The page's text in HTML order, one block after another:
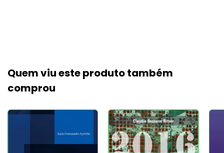
Quem viu este produto também
comprou